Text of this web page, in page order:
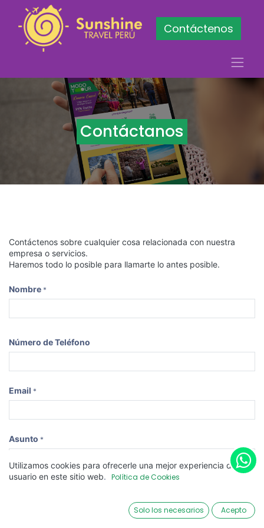
Contáctenos
Contáctanos
Contáctenos sobre cualquier cosa relacionada con nuestra
empresa o servicios.
Haremos todo lo posible para llamarte lo antes posible.
Nombre *
Número de Teléfono
Email *
Asunto *
Utilizamos cookies para ofrecerle una mejor experiencia de
usuario en este sitio web. Política de Cookies
Solo los necesarios Acepto